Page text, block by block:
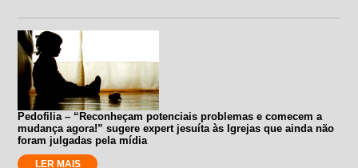
Pedofilia – “Reconheçam potenciais problemas e comecem a
mudança agora!” sugere expert jesuíta às Igrejas que ainda não
foram julgadas pela mídia
LER MAIS